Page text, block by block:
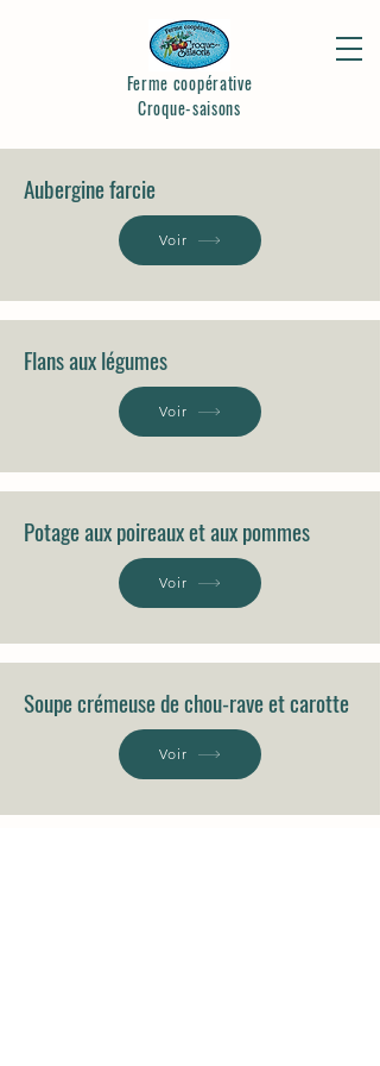
Ferme coopérative
Croque-saisons
Aubergine farcie
Voir
Flans aux légumes
Voir
Potage aux poireaux et aux pommes
Voir
Soupe crémeuse de chou-rave et carotte
Voir